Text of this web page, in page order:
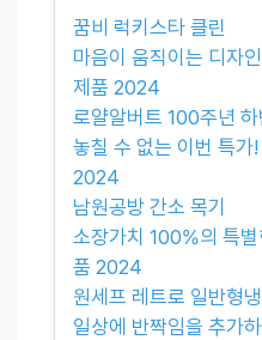
꿈비 럭키스타 클린
마음이 움직이는 디자
제품 2024
로얄알버트 100주년 하
놓칠 수 없는 이번 특가
2024
남원공방 간소 목기
소장가치 100%의 특
품 2024
원세프 레트로 일반형냉
일상에 반짝임을 추가